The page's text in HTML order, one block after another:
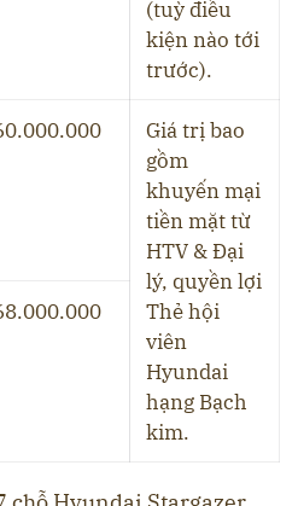
(tuỳ điều
kiện nào tới
trước).
Giá trị bao
gồm
khuyến mại
tiền mặt từ
HTV & Đại
lý, quyền lợi
Thẻ hội
viên
Hyundai
hạng Bạch
kim.